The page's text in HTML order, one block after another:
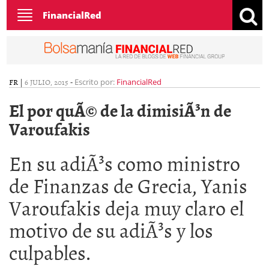
Toggle
navigation
FinancialRed
FR | 6 JULIO, 2015 - Escrito por: FinancialRed
El por quÃ© de la dimisiÃ³n de
Varoufakis
En su adiÃ³s como ministro
de Finanzas de Grecia, Yanis
Varoufakis deja muy claro el
motivo de su adiÃ³s y los
culpables.